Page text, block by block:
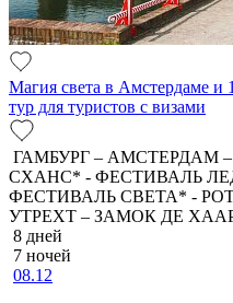
Магия света в Амстердаме и
тур для туристов с визами
ГАМБУРГ – АМСТЕРДАМ
СХАНС* - ФЕСТИВАЛЬ
ФЕСТИВАЛЬ СВЕТА* -
УТРЕХТ – ЗАМОК ДЕ
8 дней
7 ночей
08.12